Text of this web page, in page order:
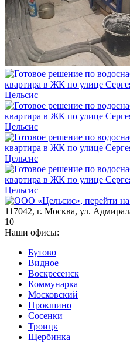
117042, г. Москва, ул.
10
Наши офисы:
Бутово
Видное
Воскресенск
Коммунарка
Московский
Прокшино
Сосенки
Троицк
Щербинка